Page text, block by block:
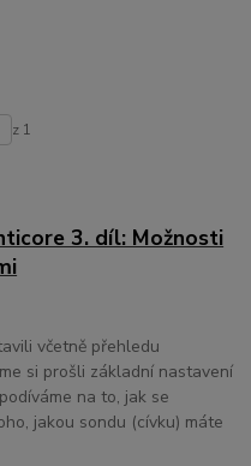
z 1
3. díl: Možnosti
včetně přehledu
si prošli základní nastavení
na to, jak se
jakou sondu (cívku) máte